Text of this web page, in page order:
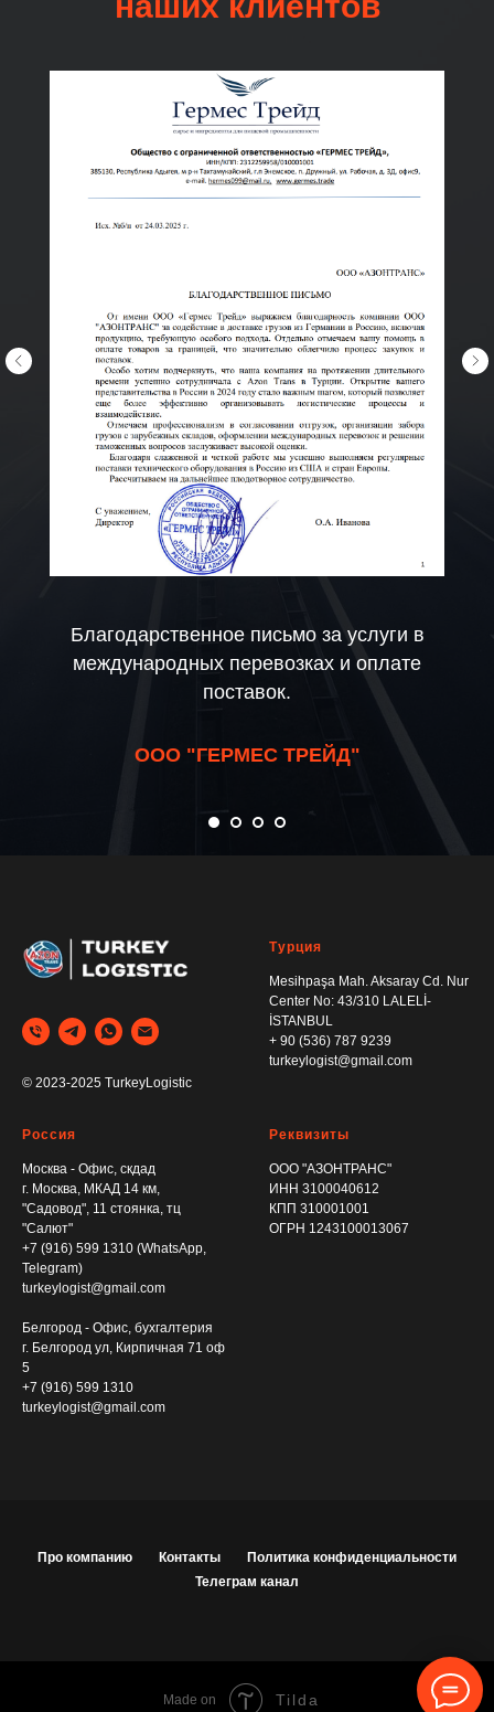
Благодарственное письмо за услуги в
международных перевозках и оплате
поставок.
ООО "ГЕРМЕС ТРЕЙД"
© 2023-2025 TurkeyLogistic
Турция
Mesihpaşa Mah. Aksaray Cd. Nur
Center No: 43/310 LALELİ-
İSTANBUL
+ 90 (536) 787 9239
turkeylogist@gmail.com
Россия
Москва - Офис, скдад
г. Москва, МКАД 14 км,
"Садовод", 11 стоянка, тц
"Салют"
+7 (916) 599 1310 (WhatsApp,
Telegram)
turkeylogist@gmail.com
Белгород - Офис, бухгалтерия
г. Белгород ул, Кирпичная 71 оф
5
+7 (916) 599 1310
turkeylogist@gmail.com
Реквизиты
ООО "АЗОНТРАНС"
ИНН 3100040612
КПП 310001001
ОГРН 1243100013067
Про компанию Контакты
Политика конфиденциальности
Телеграм канал
Made on Tilda